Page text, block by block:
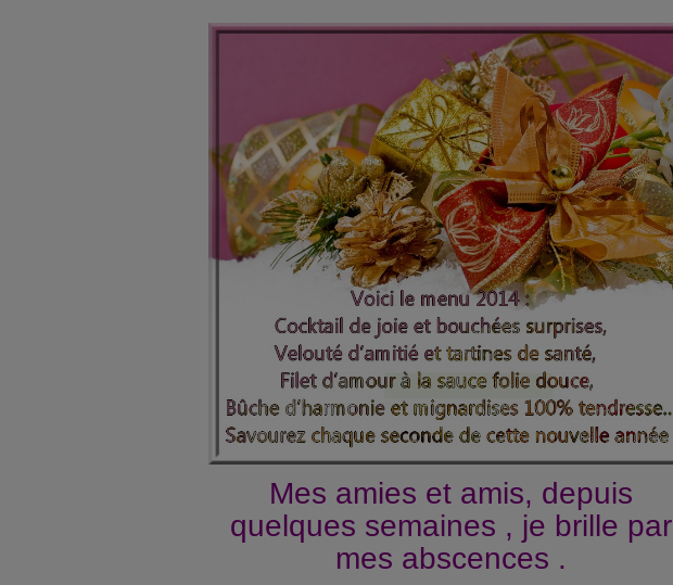
Mes amies et amis, depuis
quelques semaines , je brille par
mes abscences .